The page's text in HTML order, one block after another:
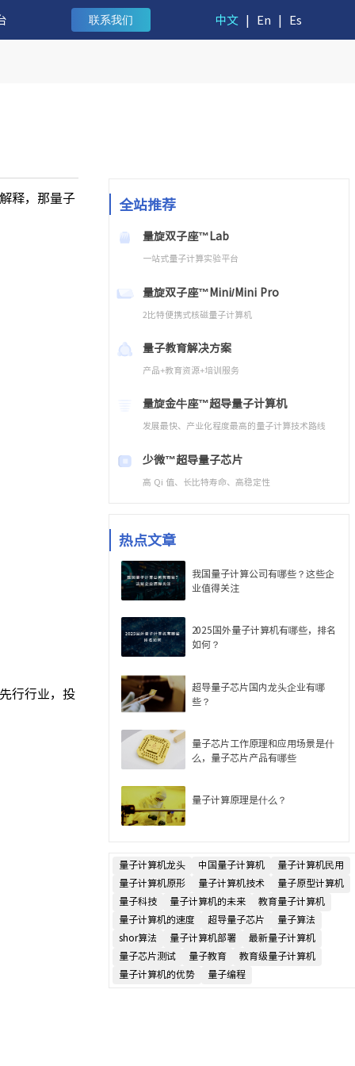
联系我们 中文 | En | Es
释，那量子
行行业，投
全站推荐
量旋双子座™Lab
一站式量子计算实验平台
量旋双子座™Mini/Mini Pro
2比特便携式核磁量子计算机
量子教育解决方案
产品+教育资源+培训服务
量旋金牛座™超导量子计算机
发展最快、产业化程度最高的量子计算技术路线
少微™超导量子芯片
高 Qi 值、长比特寿命、高稳定性
热点文章
我国量子计算公司有哪些？这些企
业值得关注
2025国外量子计算机有哪些，排名
如何？
超导量子芯片国内龙头企业有哪
些？
量子芯片工作原理和应用场景是什
么，量子芯片产品有哪些
量子计算原理是什么？
量子计算机龙头 中国量子计算机
量子计算机民用
量子计算机原形
量子计算机技术
量子原型计算机
量子科技
量子计算机的未来
教育量子计算机
量子计算机的速度
超导量子芯片
量子算法
shor算法
量子计算机部署
最新量子计算机
量子芯片测试
量子教育
教育级量子计算机
量子计算机的优势
量子编程